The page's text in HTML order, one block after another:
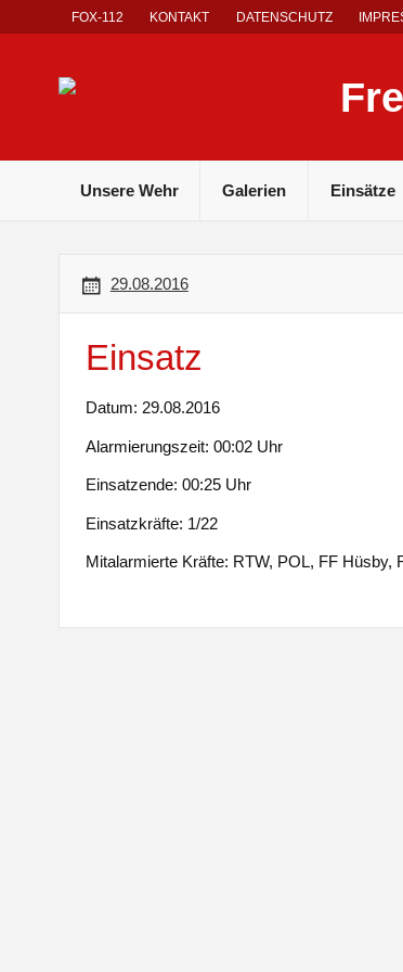
content
FOX-112 KONTAKT DATENSCHUTZ
Unsere Wehr Galerien Einsätze
29.08.2016
Einsatz
Datum: 29.08.2016
Alarmierungszeit: 00:02 Uhr
Einsatzende: 00:25 Uhr
Einsatzkräfte: 1/22
Mitalarmierte Kräfte: RTW, POL, FF Hüsby,